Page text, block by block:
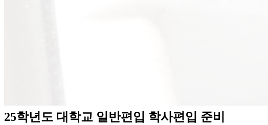
25학년도 대학교 일반편입 학사편입 준비